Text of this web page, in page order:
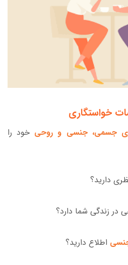
خواستگاری
جسمی، جنسی و روحی خود را
دارید؟
در زندگی شما دارد؟
اطلاع دارید؟